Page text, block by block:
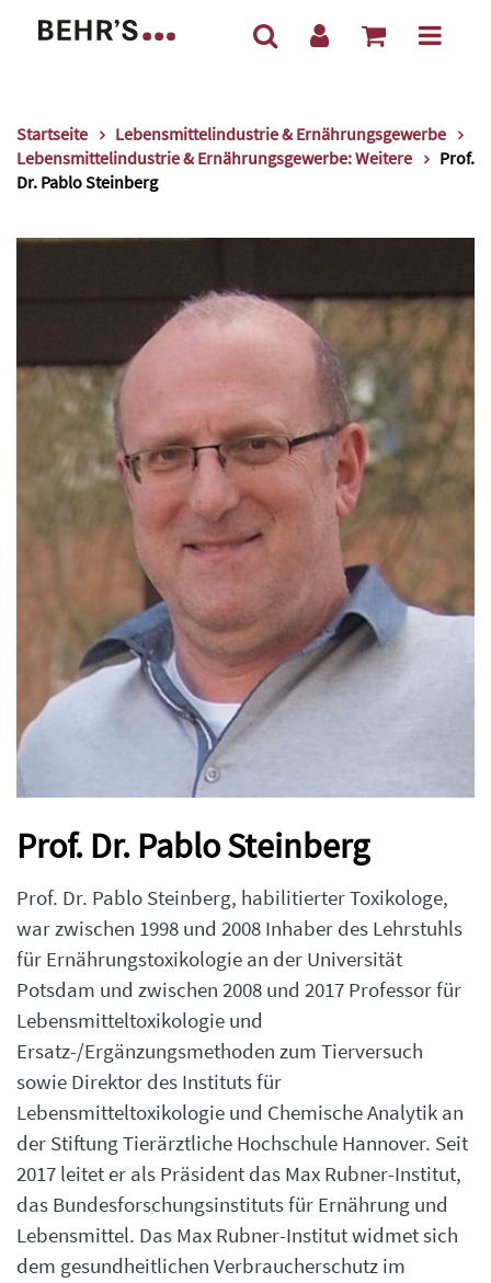
Startseite
Lebensmittelindustrie & Ernährungsgewerbe
Lebensmittelindustrie & Ernährungsgewerbe: Weitere
Prof.
Dr. Pablo Steinberg
Prof. Dr. Pablo Steinberg
Prof. Dr. Pablo Steinberg, habilitierter Toxikologe,
war zwischen 1998 und 2008 Inhaber des Lehrstuhls
für Ernährungstoxikologie an der Universität
Potsdam und zwischen 2008 und 2017 Professor für
Lebensmitteltoxikologie und
Ersatz-/Ergänzungsmethoden zum Tierversuch
sowie Direktor des Instituts für
Lebensmitteltoxikologie und Chemische Analytik an
der Stiftung Tierärztliche Hochschule Hannover. Seit
2017 leitet er als Präsident das Max Rubner-Institut,
das Bundesforschungsinstituts für Ernährung und
Lebensmittel. Das Max Rubner-Institut widmet sich
dem gesundheitlichen Verbraucherschutz im